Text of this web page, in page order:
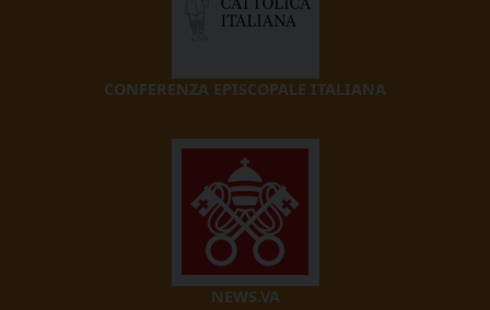
CONFERENZA EPISCOPALE ITALIANA
NEWS.VA